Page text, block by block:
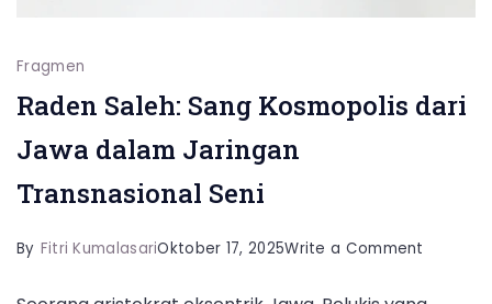
Fragmen
Raden Saleh: Sang Kosmopolis dari
Jawa dalam Jaringan
Transnasional Seni
By Fitri KumalasariOktober 17, 2025Write a Comment